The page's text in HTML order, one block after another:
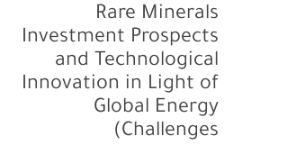
Rare Minerals
Investment Prospects
and Technological
Innovation in Light of
Global Energy
Challenges)